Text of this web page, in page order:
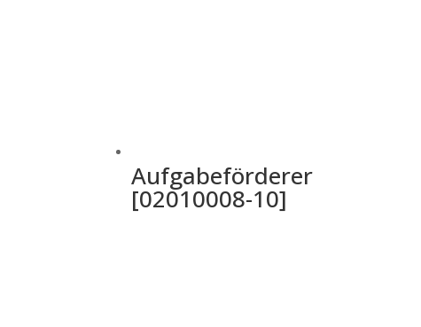
Aufgabeförderer
[02010008-10]